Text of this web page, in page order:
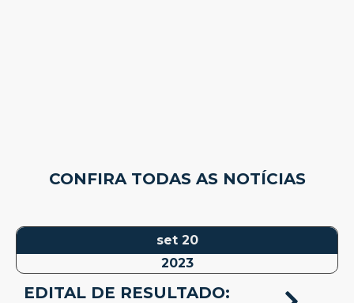
CONFIRA TODAS AS NOTÍCIAS
set 20
2023
EDITAL DE RESULTADO: